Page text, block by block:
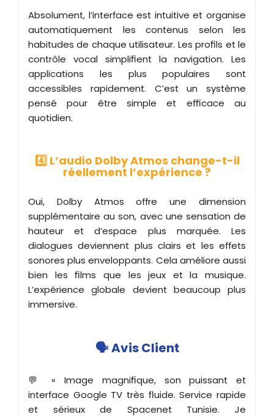
Absolument, l’interface est intuitive et organise
automatiquement les contenus selon les
habitudes de chaque utilisateur. Les profils et le
contrôle vocal simplifient la navigation. Les
applications les plus populaires sont
accessibles rapidement. C’est un système
pensé pour être simple et efficace au
quotidien.
4️⃣ L’audio Dolby Atmos change-t-il
réellement l’expérience ?
Oui, Dolby Atmos offre une dimension
supplémentaire au son, avec une sensation de
hauteur et d’espace plus marquée. Les
dialogues deviennent plus clairs et les effets
sonores plus enveloppants. Cela améliore aussi
bien les films que les jeux et la musique.
L’expérience globale devient beaucoup plus
immersive.
🗣️ Avis Client
💬 « Image magnifique, son puissant et
interface Google TV très fluide. Service rapide
et sérieux de Spacenet Tunisie. Je